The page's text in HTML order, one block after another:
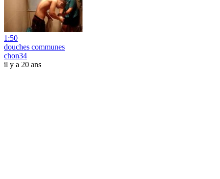
1:50
douches communes
chon34
il y a 20 ans